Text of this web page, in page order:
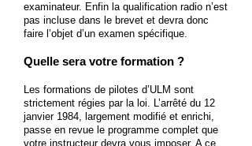
examinateur. Enfin la qualification radio n’est
pas incluse dans le brevet et devra donc
faire l’objet d’un examen spécifique.
Quelle sera votre formation ?
Les formations de pilotes d’ULM sont
strictement régies par la loi. L’arrêté du 12
janvier 1984, largement modifié et enrichi,
passe en revue le programme complet que
votre instructeur devra vous imposer. A ce